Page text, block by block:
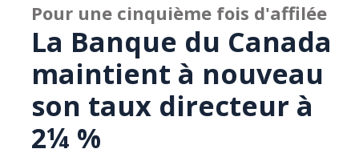
Pour une cinquième fois d'affilée
La Banque du Canada
maintient à nouveau
son taux directeur à
2¼ %